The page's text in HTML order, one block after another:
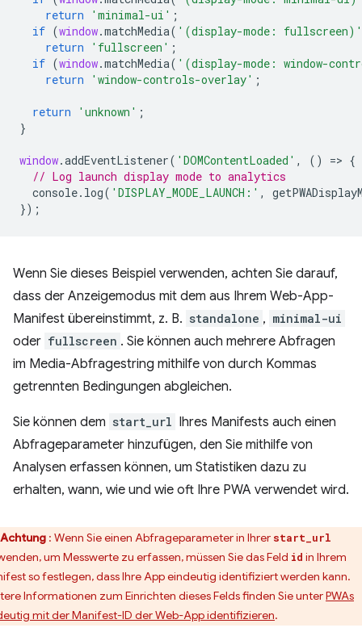
return
'minimal-ui' ;
if (window.matchMedia( '(display-mode: fullscreen)'
return
'fullscreen' ;
if (window.matchMedia( '(display-mode: window-
return
'window-controls-overlay' ;
return 'unknown' ;
}
window.addEventListener( 'DOMContentLoaded' , () => {
// Log launch display mode to analytics
console. log( 'DISPLAY_MODE_LAUNCH:' ,
});
Wenn Sie dieses Beispiel verwenden, achten Sie darauf,
dass der Anzeigemodus mit dem aus Ihrem Web-App-
Manifest übereinstimmt, z. B. standalone , minimal-ui
oder fullscreen . Sie können auch mehrere Abfragen
im Media-Abfragestring mithilfe von durch Kommas
getrennten Bedingungen abgleichen.
Sie können dem start_url Ihres Manifests auch einen
Abfrageparameter hinzufügen, den Sie mithilfe von
Analysen erfassen können, um Statistiken dazu zu
erhalten, wann, wie und wie oft Ihre PWA verwendet wird.
Achtung : Wenn Sie einen Abfrageparameter in Ihrer start_url
um Messwerte zu erfassen, müssen Sie das Feld id in Ihrem
so festlegen, dass Ihre App eindeutig identifiziert werden kann.
Informationen zum Einrichten dieses Felds finden Sie unterPWAs
mit der Manifest-ID der Web-App identifizieren.